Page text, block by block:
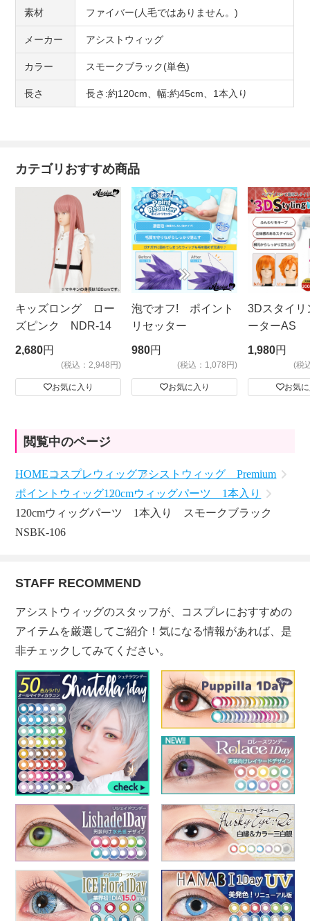
素材 ファイバー(人毛ではありません。)
メーカー アシストウィッグ
カラー スモークブラック(単色)
長さ 長さ:約120cm、幅:約45cm、1本入り
カテゴリおすすめ商品
キッズロング ロー
ズピンク NDR-14
2,680円
(税込：2,948円)
お気に入り
泡でオフ! ポイント
リセッター
980円
(税込：1,078円)
お気に入り
3Dスタイリ
ーターAS
ビッグサイ
1,980円
(税
お気
閲覧中のページ
HOMEコスプレウィッグアシストウィッグ Premium
ポイントウィッグ120cmウィッグパーツ 1本入り
120cmウィッグパーツ 1本入り スモークブラック
NSBK-106
STAFF RECOMMEND
アシストウィッグのスタッフが、コスプレにおすすめの
アイテムを厳選してご紹介！気になる情報があれば、是
非チェックしてみてください。